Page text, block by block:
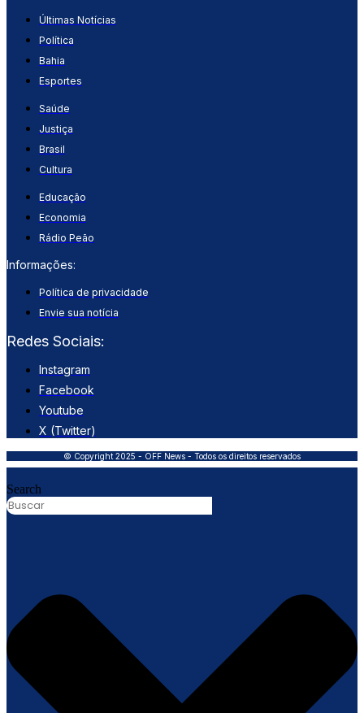
Últimas Notícias
Política
Bahia
Esportes
Saúde
Justiça
Brasil
Cultura
Educação
Economia
Rádio Peão
Informações:
Política de privacidade
Envie sua notícia
Redes Sociais:
Instagram
Facebook
Youtube
X (Twitter)
© Copyright 2025 - OFF News - Todos os direitos reservados
Search